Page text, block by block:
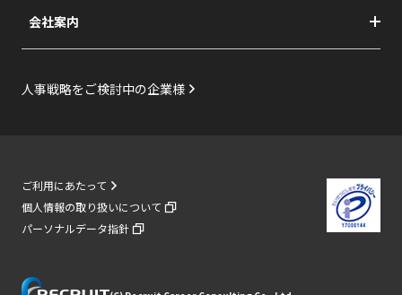
再就職支援の詳細
多様な生き方・働き方支援の詳細
数字で見る支援実績
よくあるご質問
ご利用者専用求人データベース「SETTWEB」
会社案内
リクルートグループの総合力
人事戦略をご検討中の企業様
ご利用にあたって
個人情報の取り扱いについて
パーソナルデータ指針